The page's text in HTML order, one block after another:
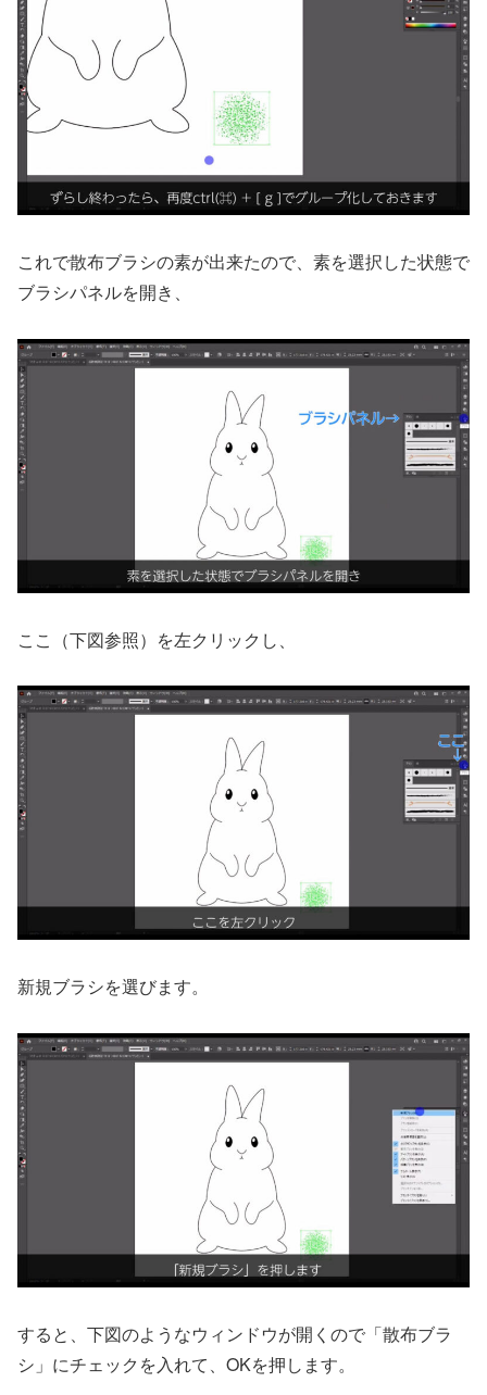
これで散布ブラシの素が出来たので、素を選択した状態で
ブラシパネルを開き、
ここ（下図参照）を左クリックし、
新規ブラシを選びます。
すると、下図のようなウィンドウが開くので「散布ブラ
シ」にチェックを入れて、OKを押します。